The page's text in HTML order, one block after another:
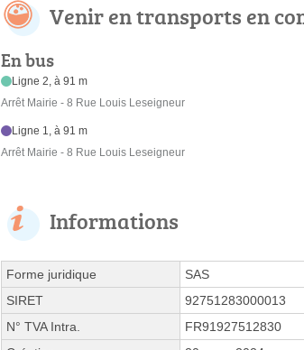
Venir en transports en
En bus
Ligne 2, à 91 m
Arrêt Mairie - 8 Rue Louis Leseigneur
Ligne 1, à 91 m
Arrêt Mairie - 8 Rue Louis Leseigneur
Informations
Forme juridique
SAS
SIRET
92751283000013
N° TVA Intra.
FR91927512830